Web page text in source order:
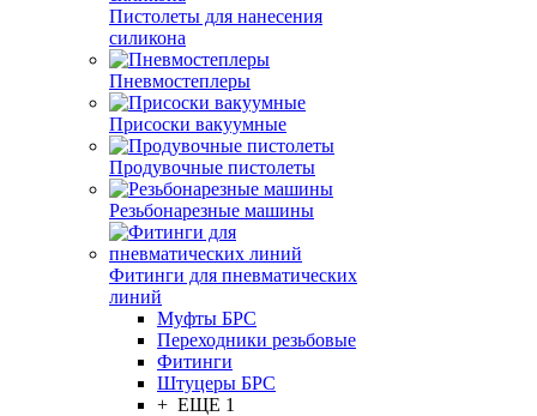
Пистолеты для нанесения
силикона
Пневмостеплеры
Присоски вакуумные
Продувочные пистолеты
Резьбонарезные машины
Фитинги для пневматических
линий
Муфты БРС
Переходники резьбовые
Фитинги
Штуцеры БРС
+ ЕЩЕ 1